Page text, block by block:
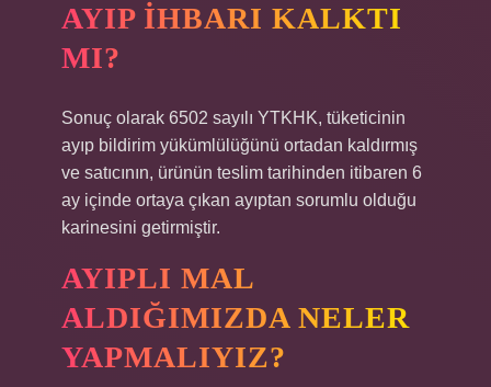
AYIP IHBARI KALKTI
MI?
Sonuç olarak 6502 sayılı YTKHK, tüketicinin
ayıp bildirim yükümlülüğünü ortadan kaldırmış
ve satıcının, ürünün teslim tarihinden itibaren 6
ay içinde ortaya çıkan ayıptan sorumlu olduğu
karinesini getirmiştir.
AYIPLI MAL
ALDIĞIMIZDA NELER
YAPMALIYIZ?